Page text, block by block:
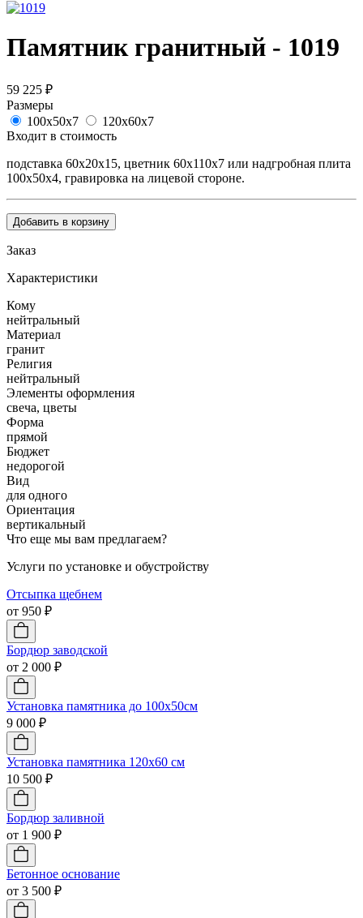
Памятник гранитный - 1019
59 225 ₽
Размеры
100х50х7
120х60х7
Входит в стоимость
подставка 60х20х15, цветник 60х110х7 или надгробная плита
100х50х4, гравировка на лицевой стороне.
Добавить в корзину
Заказ
Характеристики
Кому
нейтральный
Материал
гранит
Религия
нейтральный
Элементы оформления
свеча, цветы
Форма
прямой
Бюджет
недорогой
Вид
для одного
Ориентация
вертикальный
Что еще мы вам предлагаем?
Услуги по установке и обустройству
Отсыпка щебнем
от 950 ₽
Бордюр заводской
от 2 000 ₽
Установка памятника до 100х50см
9 000 ₽
Установка памятника 120х60 см
10 500 ₽
Бордюр заливной
от 1 900 ₽
Бетонное основание
от 3 500 ₽